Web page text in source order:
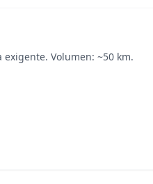
Volumen: ~50 km.